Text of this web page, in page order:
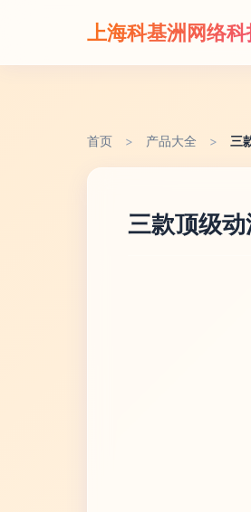
上海科基洲网络科
首页 > 产品大全 > 三
三款顶级